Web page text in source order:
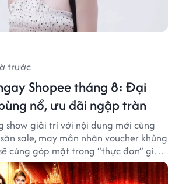
trước
Shopee tháng 8: Đại
nổ, ưu đãi ngập tràn
show giải trí với nội dung mới cùng
sale, may mắn nhận voucher khủng
cùng góp mặt trong “thực đơn” giải
Shopee, diễn ra liên tiếp vào ngày